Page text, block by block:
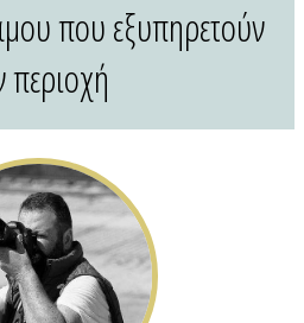
που εξυπηρετούν
περιοχή